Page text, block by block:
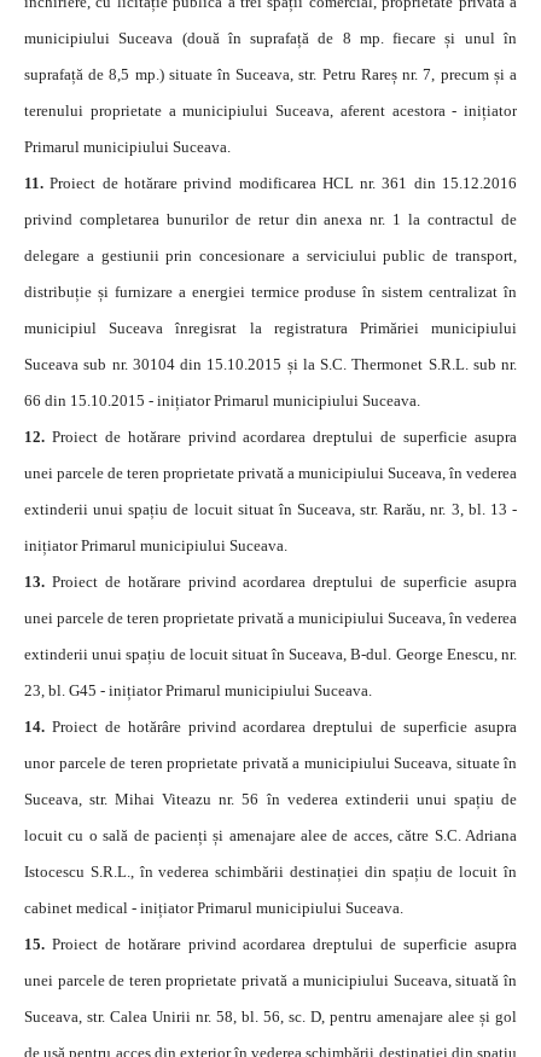
municipiului Suceava (două în suprafață de 8 mp. fiecare și unul în
suprafață de 8,5 mp.) situate în Suceava, str. Petru Rareș nr. 7, precum și a
terenului proprietate a municipiului Suceava, aferent acestora - inițiator
Primarul municipiului Suceava.
11.Proiect de hotărare privind modificarea HCL nr. 361 din 15.12.2016
privind completarea bunurilor de retur din anexa nr. 1 la contractul de
delegare a gestiunii prin concesionare a serviciului public de transport,
distribuție și furnizare a energiei termice produse în sistem centralizat în
municipiul Suceava înregisrat la registratura Primăriei municipiului
Suceava sub nr. 30104 din 15.10.2015 și la S.C. Thermonet S.R.L. sub nr.
66 din 15.10.2015 - inițiator Primarul municipiului Suceava.
12. Proiect de hotărare privind acordarea dreptului de superficie asupra
unei parcele de teren proprietate privată a municipiului Suceava, în vederea
extinderii unui spațiu de locuit situat în Suceava, str. Rarău, nr. 3, bl. 13 -
inițiator Primarul municipiului Suceava.
13. Proiect de hotărare privind acordarea dreptului de superficie asupra
unei parcele de teren proprietate privată a municipiului Suceava, în vederea
extinderii unui spațiu de locuit situat în Suceava, B-dul. George Enescu, nr.
23, bl. G45 - inițiator Primarul municipiului Suceava.
14. Proiect de hotărâre privind acordarea dreptului de superficie asupra
unor parcele de teren proprietate privată a municipiului Suceava, situate în
Suceava, str. Mihai Viteazu nr. 56 în vederea extinderii unui spațiu de
locuit cu o sală de pacienți și amenajare alee de acces, către S.C. Adriana
Istocescu S.R.L., în vederea schimbării destinației din spațiu de locuit în
cabinet medical - inițiator Primarul municipiului Suceava.
15. Proiect de hotărare privind acordarea dreptului de superficie asupra
unei parcele de teren proprietate privată a municipiului Suceava, situată în
Suceava, str. Calea Unirii nr. 58, bl. 56, sc. D, pentru amenajare alee și gol
de ușă pentru acces din exterior în vederea schimbării destinației din spațiu